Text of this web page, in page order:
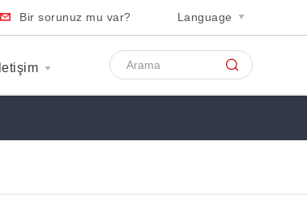
Bir sorunuz mu var? Language
İletişim